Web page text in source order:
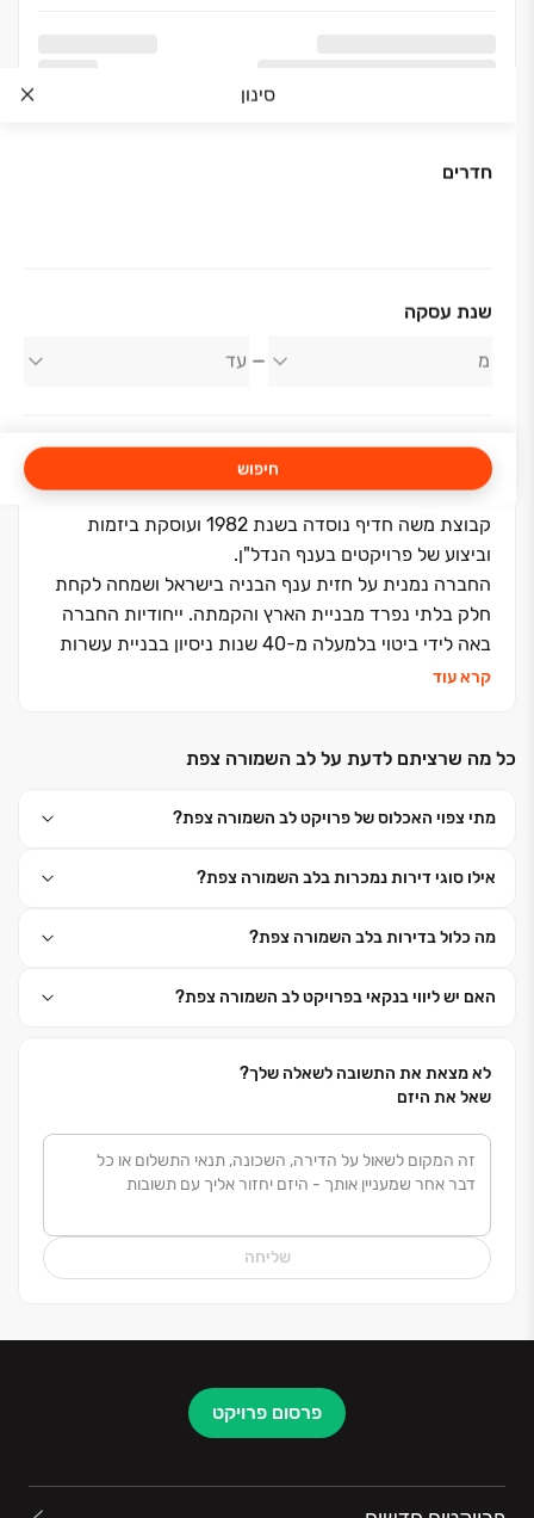
סינון
חדרים
שנת עסקה
חיפוש
אודות החברה
משה חדיף
קבוצת משה חדיף נוסדה בשנת 1982 ועוסקת ביזמות
וביצוע של פרויקטים בענף הנדל"ן.
החברה נמנית על חזית ענף הבניה בישראל ושמחה לקחת
חלק בלתי נפרד מבניית הארץ והקמתה. ייחודיות החברה
באה לידי ביטוי בלמעלה מ-40 שנות ניסיון בבניית עשרות
אלפי יחידות דיור לעשרות אלפי משפחות ברחבי הארץ.
היצירתית ליצירת סביבת מגורים מושלמת. הדבר בא לידי
והמטופח, תוך ראייה עיצובית כוללת בשילוב מנצח של צוות
משה חדיף מנצחת בפעילות נדל"נית, ומובילה דעת קהל
קרא עוד
כל מה שרציתם לדעת על לב השמורה צפת
מתי צפוי האכלוס של פרויקט לב השמורה צפת?
אילו סוגי דירות נמכרות בלב השמורה צפת?
מה כלול בדירות בלב השמורה צפת?
האם יש ליווי בנקאי בפרויקט לב השמורה צפת?
לא מצאת את התשובה לשאלה שלך?
שאל את היזם
שליחה
פרסום פרויקט